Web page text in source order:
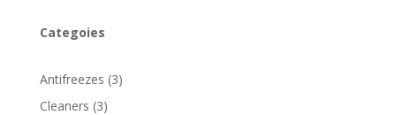
Categoies
Antifreezes 33
Cleaners 33